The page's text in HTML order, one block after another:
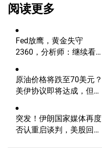
阅读更多
Fed放鹰，黄金失守
2360，分析师：继续看
原油价格将跌至70美元？
美伊协议即将达成，但小
突发！伊朗国家媒体再度
否认重启谈判，美股回调